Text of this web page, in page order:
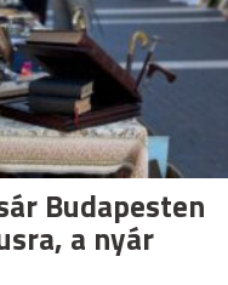
Budapesten
a nyár